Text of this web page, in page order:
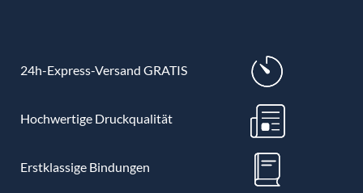
24h-Express-Versand GRATIS
Hochwertige Druckqualität
Erstklassige Bindungen